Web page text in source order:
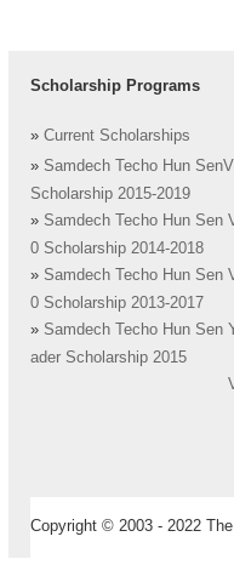
Scholarship Programs
» Current Scholarships
» Samdech Techo Hun
Scholarship 2015-2019
» Samdech Techo Hun Sen
0 Scholarship 2014-2018
» Samdech Techo Hun Sen
0 Scholarship 2013-2017
» Samdech Techo Hun Sen
ader Scholarship 2015
Copyright © 2003 - 2022